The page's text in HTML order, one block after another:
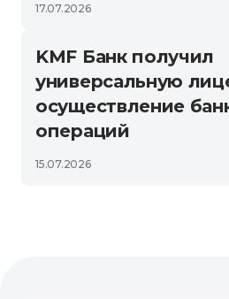
17.07.2026
KMF Банк получил
универсальную
осуществление
операций
15.07.2026